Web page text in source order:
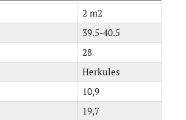
2 m2
39.5-40.5
28
Herkules
10,9
19,7